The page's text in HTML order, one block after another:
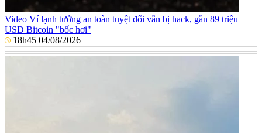
Video Ví lạnh tưởng an toàn tuyệt đối vẫn bị hack, gần 89 triệu
USD Bitcoin "bốc hơi"
18h45 04/08/2026